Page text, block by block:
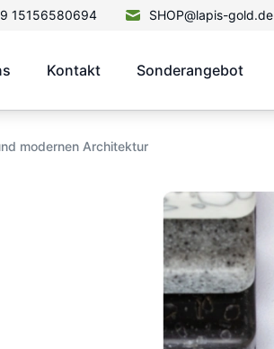
15156580694 SHOP@lapis-gold.de
Kontakt Sonderangebot
modernen Architektur